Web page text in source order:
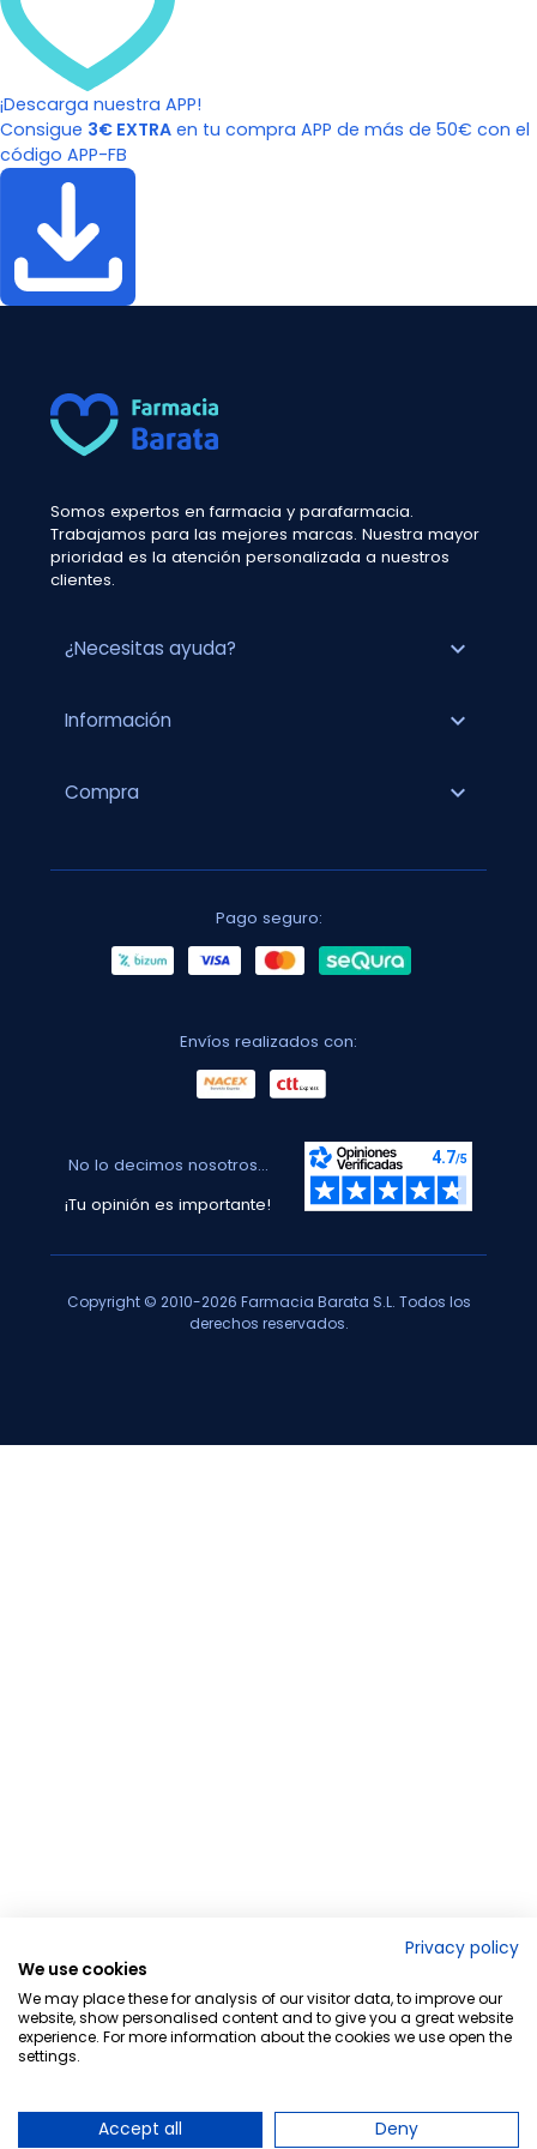
¡Descarga nuestra APP!
Consigue 3€ EXTRA en tu compra APP de más de 50€ con el
código APP-FB
Somos expertos en farmacia y parafarmacia.
Trabajamos para las mejores marcas. Nuestra mayor
prioridad es la atención personalizada a nuestros
clientes.
¿Necesitas ayuda? expand_more
Información expand_more
Compra expand_more
Pago seguro:
Envíos realizados con:
No lo decimos nosotros...
¡Tu opinión es importante!
Copyright © 2010-2026 Farmacia Barata S.L. Todos los
derechos reservados.
Privacy policy
We use cookies
We may place these for analysis of our visitor data, to improve our
website, show personalised content and to give you a great website
experience. For more information about the cookies we use open the
settings.
Accept all Deny